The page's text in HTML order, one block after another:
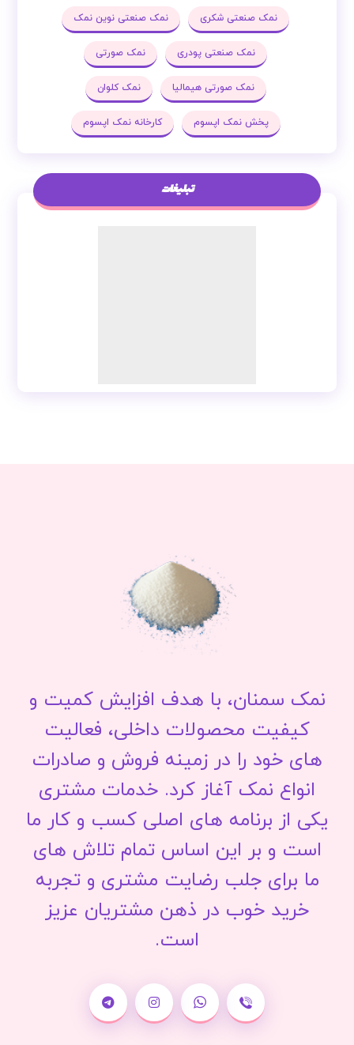
نمک صنعتی شکری نمک صنعتی نوین نمک
نمک صنعتی پودری نمک صورتی
نمک صورتی هیمالیا نمک کلوان
پخش نمک اپسوم کارخانه نمک اپسوم
تبلیغات
نمک سمنان، با هدف افزایش کمیت و
کیفیت محصولات داخلی، فعالیت
های خود را در زمینه فروش و صادرات
انواع نمک آغاز کرد. خدمات مشتری
یکی از برنامه های اصلی کسب و کار ما
است و بر این اساس تمام تلاش های
ما برای جلب رضایت مشتری و تجربه
خرید خوب در ذهن مشتریان عزیز
است.